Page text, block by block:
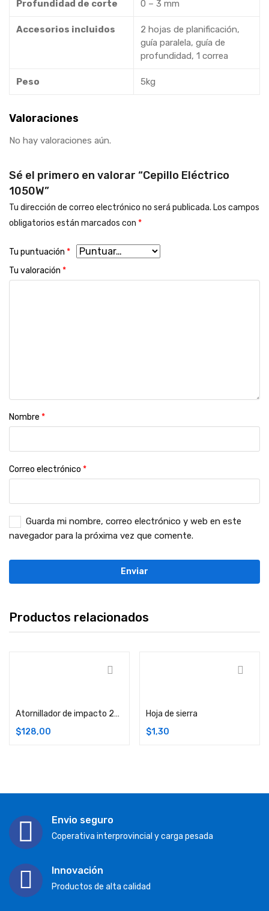
Profundidad de corte 0 – 3 mm
Accesorios incluidos
2 hojas de planificación,
guía paralela, guía de
profundidad, 1 correa
Peso 5kg
Valoraciones
No hay valoraciones aún.
Sé el primero en valorar “Cepillo Eléctrico
1050W”
Tu dirección de correo electrónico no será publicada. Los campos
obligatorios están marcados con *
Tu puntuación *
Tu valoración *
Nombre *
Correo electrónico *
Guarda mi nombre, correo electrónico y web en este
navegador para la próxima vez que comente.
Productos relacionados
Atornillador de impacto 20V
$128,00
Hoja de sierra
$1,30
Envio seguro
Coperativa interprovincial y carga pesada
Innovación
Productos de alta calidad